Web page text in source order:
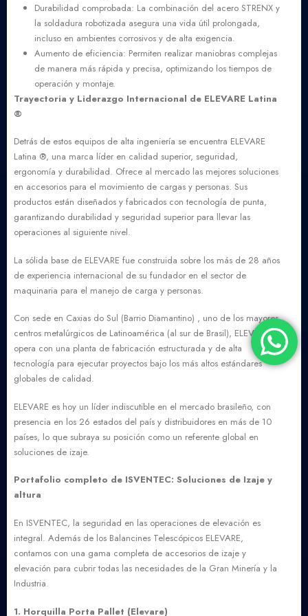
Durabilidad comprobada: La combinación del acero STRENX y
la soldadura robotizada asegura una vida útil prolongada,
incluso en ambientes corrosivos y de alta exigencia.
Aumento de eficiencia: Permiten realizar maniobras complejas
de manera más rápida y precisa, optimizando los tiempos de
operación y montaje.
Trayectoria y Liderazgo Internacional de ELEVARE Latina
®
Detrás de estos equipos de alta ingeniería se encuentra ELEVARE
Latina ®, una marca líder en calidad superior, seguridad,
ergonomía y durabilidad. Ofrece al mercado las mejores soluciones
en accesorios para el movimiento de cargas y personas. Sus
productos están diseñados y fabricados con tecnología de punta,
garantizando durabilidad y seguridad superior para llevar las
operaciones al siguiente nivel.
La sólida base de ELEVARE fue construida sobre los más de 28 años
de experiencia internacional de su fundador en el sector de
maquinaria para el manejo de carga y personas.
Con sede en Caxias do Sul (Barrio Diamantino) , uno de los mayores
centros metalúrgicos de Latinoamérica (al sur de Brasil), ELEVARE
opera con una planta de fabricación estructurada y de alta
tecnología para ejecutar proyectos bajo los más altos estándares
globales de calidad.
ELEVARE es hoy un líder indiscutible en el mercado brasileño, con
presencia en los 26 estados del país y distribuidores en más de 10
países, lo que subraya su posición como un referente global en
soluciones de izaje.
Portafolio completo de ISVENTEC: Soluciones de Izaje y
altura
En ISVENTEC, la seguridad en las operaciones de elevación es
integral. Además de los Balancines Telescópicos ELEVARE,
contamos con una gama completa de accesorios de izaje y
elevación para cubrir todas las necesidades de la Gran Minería y la
Industria.
1. Horquilla Porta Pallet (Elevare)